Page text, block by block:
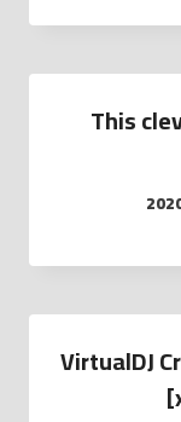
This
VirtualDJ